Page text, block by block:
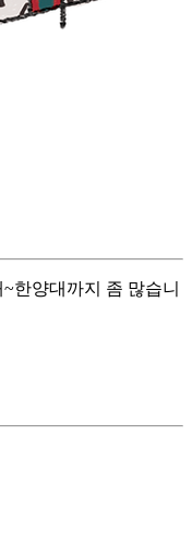
한양대까지 좀 많습니